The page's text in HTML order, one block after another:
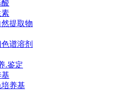
素
然提取物
谱溶剂
.鉴定
培养基